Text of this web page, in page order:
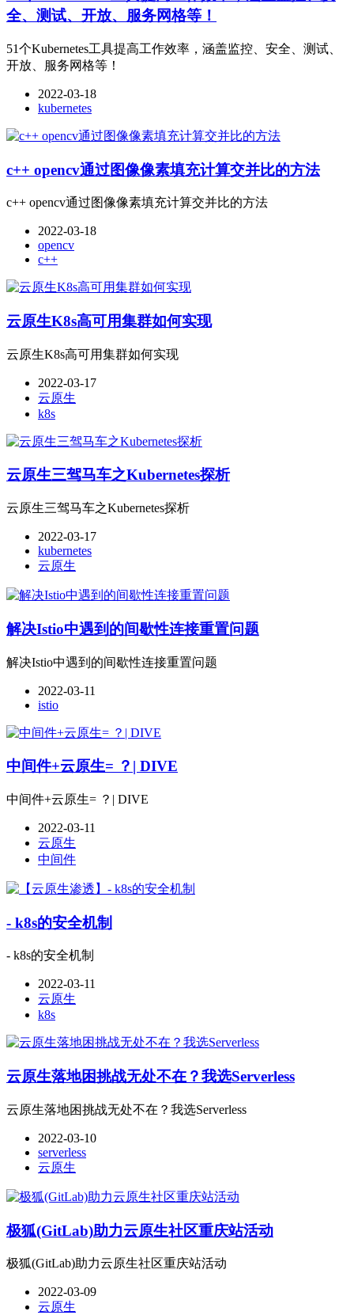
全、测试、开放、服务网格等！
51个Kubernetes工具提高工作效率，涵盖监控、安全、测试、
开放、服务网格等！
2022-03-18
kubernetes
c++ opencv通过图像像素填充计算交并比的方法
c++ opencv通过图像像素填充计算交并比的方法
2022-03-18
opencv
c++
云原生K8s高可用集群如何实现
云原生K8s高可用集群如何实现
2022-03-17
云原生
k8s
云原生三驾马车之Kubernetes探析
云原生三驾马车之Kubernetes探析
2022-03-17
kubernetes
云原生
解决Istio中遇到的间歇性连接重置问题
解决Istio中遇到的间歇性连接重置问题
2022-03-11
istio
中间件+云原生= ？| DIVE
中间件+云原生= ？| DIVE
2022-03-11
云原生
中间件
- k8s的安全机制
- k8s的安全机制
2022-03-11
云原生
k8s
云原生落地困挑战无处不在？我选Serverless
云原生落地困挑战无处不在？我选Serverless
2022-03-10
serverless
云原生
极狐(GitLab)助力云原生社区重庆站活动
极狐(GitLab)助力云原生社区重庆站活动
2022-03-09
云原生